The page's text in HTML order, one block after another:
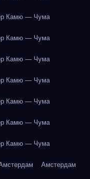
Камю — Чума
Камю — Чума
Камю — Чума
Камю — Чума
Камю — Чума
Камю — Чума
Камю — Чума
Амстердам